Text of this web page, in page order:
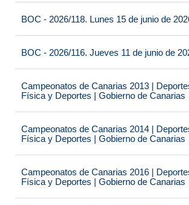
BOC - 2026/118. Lunes 15 de junio de
BOC - 2026/116. Jueves 11 de junio de
Campeonatos de Canarias 2013 |
Física y Deportes | Gobierno de Canarias
Campeonatos de Canarias 2014 |
Física y Deportes | Gobierno de Canarias
Campeonatos de Canarias 2016 |
Física y Deportes | Gobierno de Canarias